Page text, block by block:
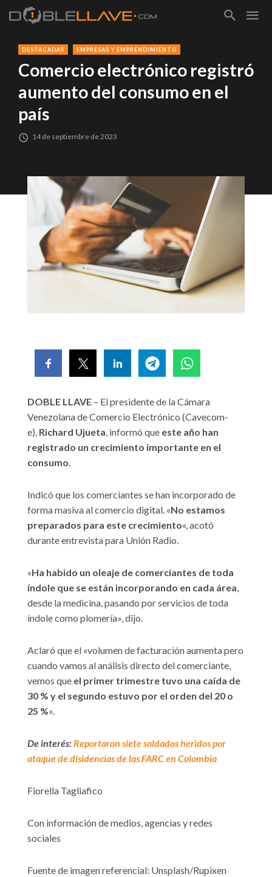
DESTACADAS EMPRESAS Y EMPRENDIMIENTO
Comercio electrónico registró
aumento del consumo en el
país
14 de septiembre de 2023
DOBLE LLAVE – El presidente de la Cámara
Venezolana de Comercio Electrónico (Cavecom-
e), Richard Ujueta, informó que este año han
registrado un crecimiento importante en el
consumo.
Indicó que los comerciantes se han incorporado de
forma masiva al comercio digital. «No estamos
preparados para este crecimiento«, acotó
durante entrevista para Unión Radio.
«Ha habido un oleaje de comerciantes de toda
índole que se están incorporando en cada área,
desde la medicina, pasando por servicios de toda
índole como plomería», dijo.
Aclaró que el «volumen de facturación aumenta pero
cuando vamos al análisis directo del comerciante,
vemos que el primer trimestre tuvo una caída de
30 % y el segundo estuvo por el orden del 20 o
25 %».
De interés:Reportaron siete soldados heridos por
ataque de disidencias de las FARC en Colombia
Fiorella Tagliafico
Con información de medios, agencias y redes
sociales
Fuente de imagen referencial: Unsplash/Rupixen